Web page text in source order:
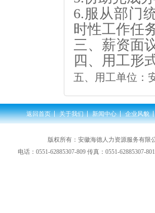
6.服从部门
时性工作任
三、薪资面
四、用工形
五、用工单位：
返回首页 关于我们 新闻中心 企业风貌
版权所有：安徽海德人力资源服务有限
电话：0551-62885307-809 传真：0551-62885307-